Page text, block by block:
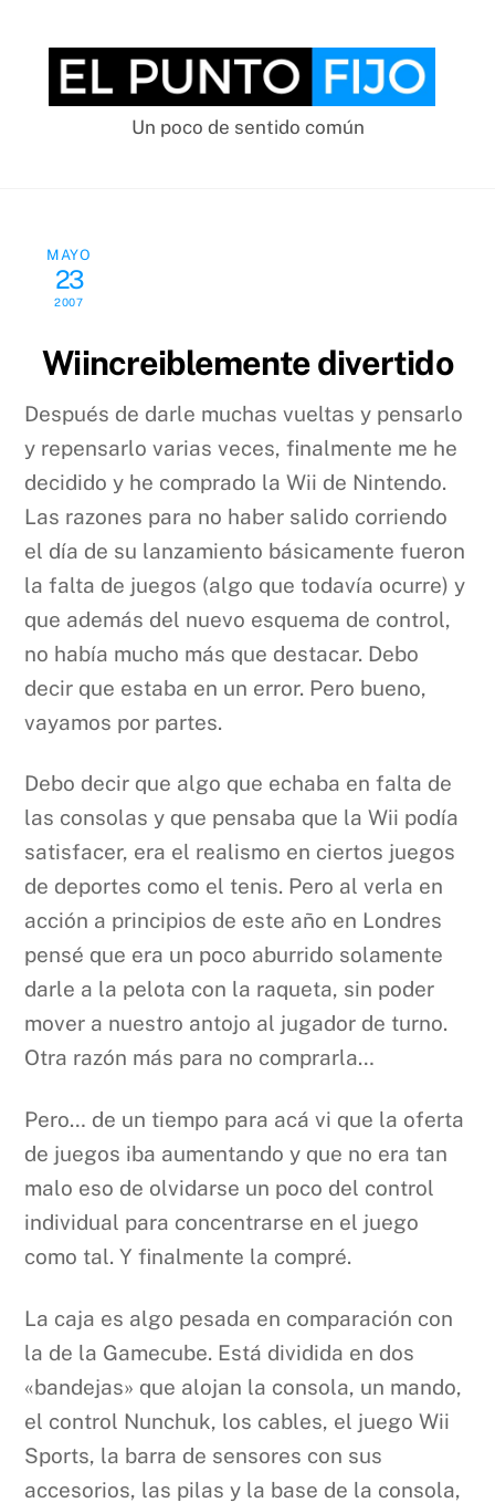
content
Un poco de sentido común
MAYO
23
2007
Wiincreiblemente divertido
Después de darle muchas vueltas y pensarlo
y repensarlo varias veces, finalmente me he
decidido y he comprado la Wii de Nintendo.
Las razones para no haber salido corriendo
el día de su lanzamiento básicamente fueron
la falta de juegos (algo que todavía ocurre) y
que además del nuevo esquema de control,
no había mucho más que destacar. Debo
decir que estaba en un error. Pero bueno,
vayamos por partes.
Debo decir que algo que echaba en falta de
las consolas y que pensaba que la Wii podía
satisfacer, era el realismo en ciertos juegos
de deportes como el tenis. Pero al verla en
acción a principios de este año en Londres
pensé que era un poco aburrido solamente
darle a la pelota con la raqueta, sin poder
mover a nuestro antojo al jugador de turno.
Otra razón más para no comprarla…
Pero… de un tiempo para acá vi que la oferta
de juegos iba aumentando y que no era tan
malo eso de olvidarse un poco del control
individual para concentrarse en el juego
como tal. Y finalmente la compré.
La caja es algo pesada en comparación con
la de la Gamecube. Está dividida en dos
«bandejas» que alojan la consola, un mando,
el control Nunchuk, los cables, el juego Wii
Sports, la barra de sensores con sus
accesorios, las pilas y la base de la consola,